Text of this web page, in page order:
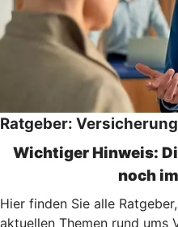
Ratgeber:
Wichtiger Hinweis:
noch
Hier finden Sie alle
aktuellen Themen rund ums